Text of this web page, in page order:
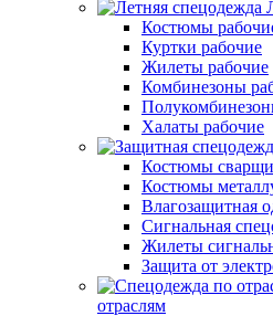
Костюмы
Куртки рабочие
Жилеты рабочие
Комбинезоны
Халаты рабочие
Костюмы
Костюмы
Влагозащитная
Сигнальная
Жилеты
Защита от
отраслям